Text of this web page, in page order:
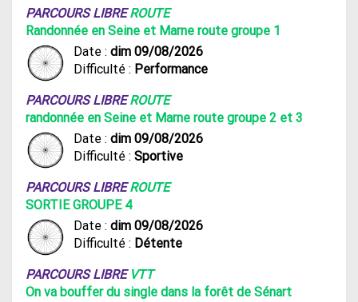
PARCOURS LIBREROUTE
Randonnée en Seine et Marne route groupe 1
Date : dim 09/08/2026
Difficulté : Performance
PARCOURS LIBREROUTE
randonnée en Seine et Marne route groupe 2 et 3
Date : dim 09/08/2026
Difficulté : Sportive
PARCOURS LIBREROUTE
SORTIE GROUPE 4
Date : dim 09/08/2026
Difficulté : Détente
PARCOURS LIBRE VTT
On va bouffer du single dans la forêt de Sénart